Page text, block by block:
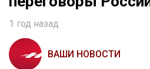
1 год назад
ВАШИ НОВОСТИ